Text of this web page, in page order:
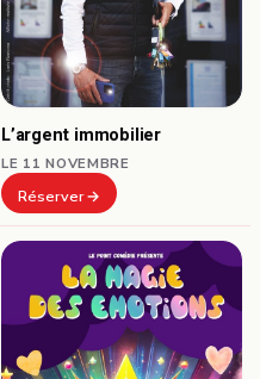
L’argent immobilier
LE 11 NOVEMBRE
Réserver